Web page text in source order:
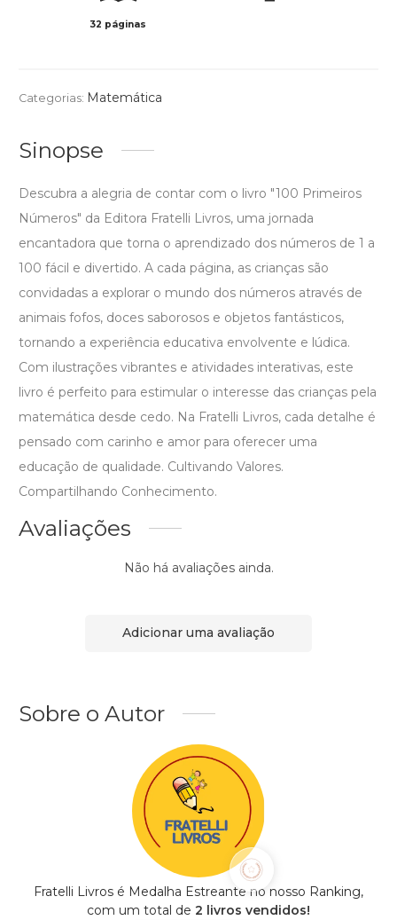
32 páginas
Categorias: Matemática
Sinopse
Descubra a alegria de contar com o livro "100 Primeiros
Números" da Editora Fratelli Livros, uma jornada
encantadora que torna o aprendizado dos números de 1 a
100 fácil e divertido. A cada página, as crianças são
convidadas a explorar o mundo dos números através de
animais fofos, doces saborosos e objetos fantásticos,
tornando a experiência educativa envolvente e lúdica.
Com ilustrações vibrantes e atividades interativas, este
livro é perfeito para estimular o interesse das crianças pela
matemática desde cedo. Na Fratelli Livros, cada detalhe é
pensado com carinho e amor para oferecer uma
educação de qualidade. Cultivando Valores.
Compartilhando Conhecimento.
Avaliações
Não há avaliações ainda.
Adicionar uma avaliação
Sobre o Autor
Fratelli Livros é Medalha Estreante no nosso Ranking,
com um total de 2 livros vendidos!